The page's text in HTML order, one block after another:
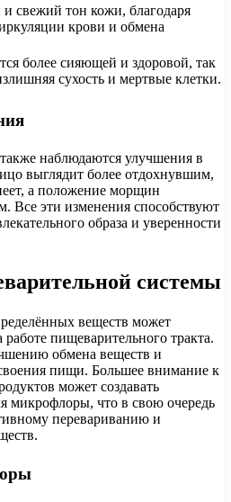
свежий тон кожи, благодаря
крови и обмена
более сияющей и здоровой, так
сухость и мертвые клетки.
наблюдаются улучшения в
выглядит более отдохнувшим,
а положение морщин
Все эти изменения способствуют
образа и уверенности
системы
веществ может
работе пищеварительного тракта.
обмена веществ и
пищи. Большее внимание к
может создавать
микрофлоры, что в свою очередь
перевариванию и